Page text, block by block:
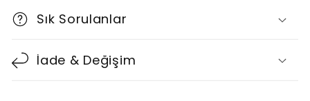
t
ı
a
Sık Sorulanlar
İade & Değişim